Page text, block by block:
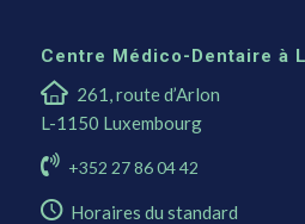
Centre Médico-Dentaire à
261, route d’Arlon
L-1150 Luxembourg
+352 27 86 04 42
Horaires du standard